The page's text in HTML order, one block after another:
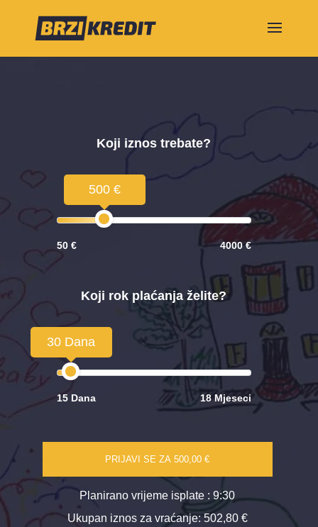
Koji iznos trebate?
500 €
50 € 4000 €
Koji rok plaćanja želite?
30 Dana
15 Dana 18 Mjeseci
PRIJAVI SE ZA500,00 €
Planirano vrijeme isplate : 9:30
Ukupan iznos za vraćanje: 502,80 €